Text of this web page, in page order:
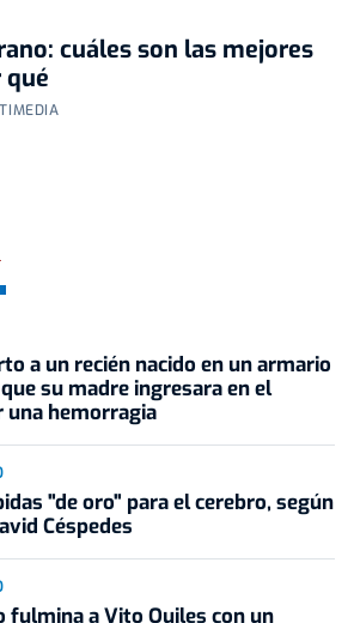
cuáles son las mejores
a un recién nacido en un armario
su madre ingresara en el
una hemorragia
"de oro" para el cerebro, según
Céspedes
fulmina a Vito Quiles con un